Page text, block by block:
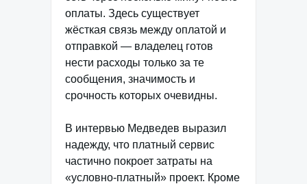
оплаты. Здесь существует
жёсткая связь между оплатой и
отправкой — владелец готов
нести расходы только за те
сообщения, значимость и
срочность которых очевидны.
В интервью Медведев выразил
надежду, что платный сервис
частично покроет затраты на
«условно-платный» проект. Кроме